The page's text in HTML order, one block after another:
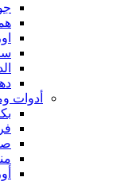
أدوات